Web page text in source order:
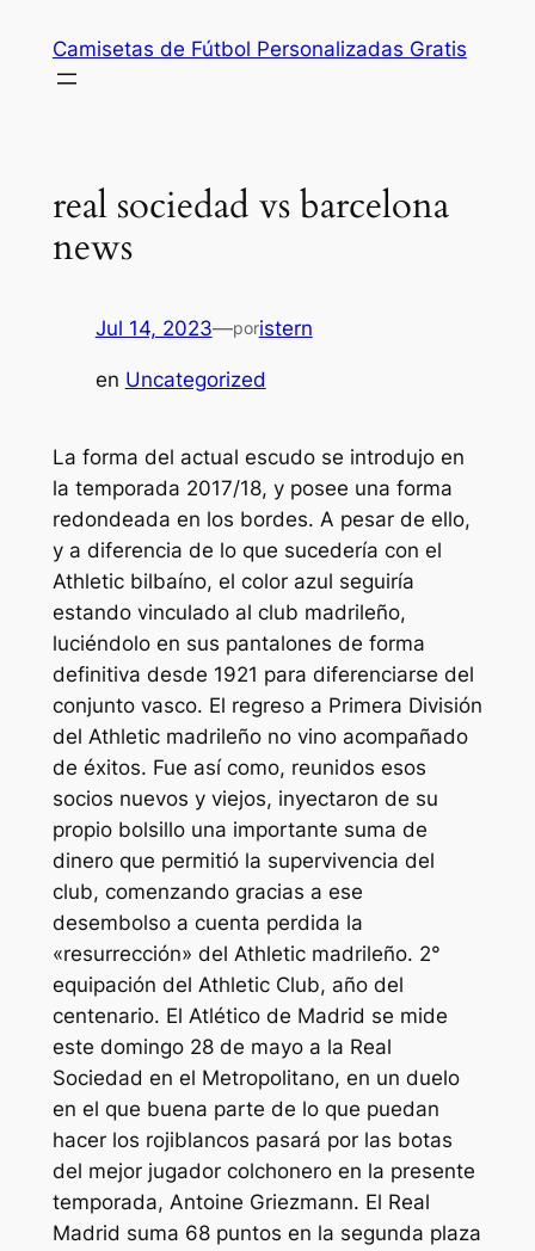
contenido
Camisetas de Fútbol Personalizadas Gratis
real sociedad vs barcelona
news
Jul 14, 2023—poristern
en Uncategorized
La forma del actual escudo se introdujo en
la temporada 2017/18, y posee una forma
redondeada en los bordes. A pesar de ello,
y a diferencia de lo que sucedería con el
Athletic bilbaíno, el color azul seguiría
estando vinculado al club madrileño,
luciéndolo en sus pantalones de forma
definitiva desde 1921 para diferenciarse del
conjunto vasco. El regreso a Primera División
del Athletic madrileño no vino acompañado
de éxitos. Fue así como, reunidos esos
socios nuevos y viejos, inyectaron de su
propio bolsillo una importante suma de
dinero que permitió la supervivencia del
club, comenzando gracias a ese
desembolso a cuenta perdida la
«resurrección» del Athletic madrileño. 2°
equipación del Athletic Club, año del
centenario. El Atlético de Madrid se mide
este domingo 28 de mayo a la Real
Sociedad en el Metropolitano, en un duelo
en el que buena parte de lo que puedan
hacer los rojiblancos pasará por las botas
del mejor jugador colchonero en la presente
temporada, Antoine Griezmann. El Real
Madrid suma 68 puntos en la segunda plaza